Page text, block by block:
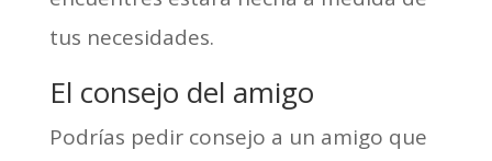
tus necesidades.
El consejo del amigo
Podrías pedir consejo a un amigo que